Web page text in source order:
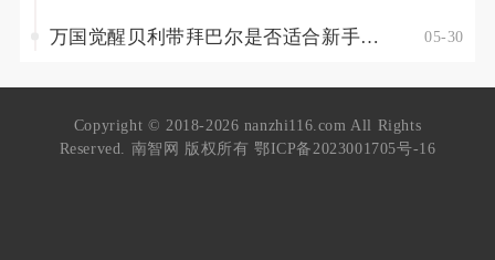
万国觉醒贝利带拜巴尔是否适合新手玩家 05-30
Copyright © 2018-2026 nanzhi116.com All Rights
Reserved. 南智网 版权所有 鄂ICP备2023001705号-16